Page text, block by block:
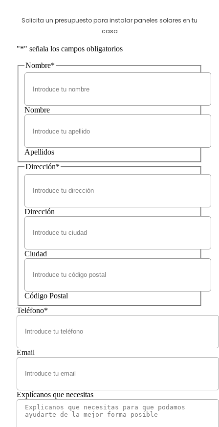
Solicita un presupuesto para instalar paneles solares en tu
casa
"*" señala los campos obligatorios
Nombre*
Nombre
Apellidos
Dirección*
Dirección
Ciudad
Código Postal
Teléfono*
Email
Explícanos que necesitas